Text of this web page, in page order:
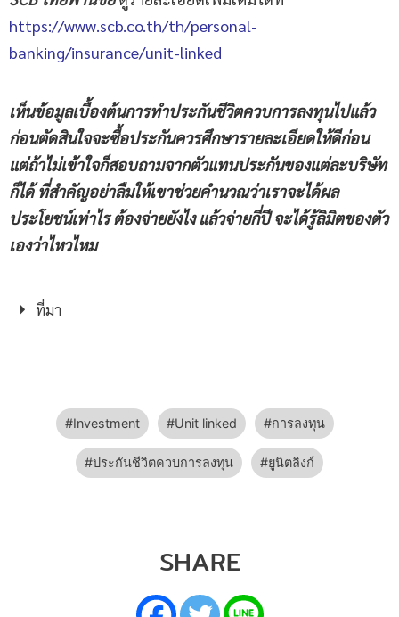
https://www.scb.co.th/th/personal-
banking/insurance/unit-linked
เห็นข้อมูลเบื้องต้นการทำประกันชีวิตควบการลงทุนไปแล้ว
ก่อนตัดสินใจจะซื้อประกันควรศึกษารายละเอียดให้ดีก่อน
แต่ถ้าไม่เข้าใจก็สอบถามจากตัวแทนประกันของแต่ละบริษัท
ก็ได้ ที่สำคัญอย่าลืมให้เขาช่วยคำนวณว่าเราจะได้ผล
ประโยชน์เท่าไร ต้องจ่ายยังไง แล้วจ่ายกี่ปี จะได้รู้ลิมิตของตัว
เองว่าไหวไหม
ที่มา
Investment Unit linked การลงทุน
ประกันชีวิตควบการลงทุน ยูนิตลิงก์
SHARE